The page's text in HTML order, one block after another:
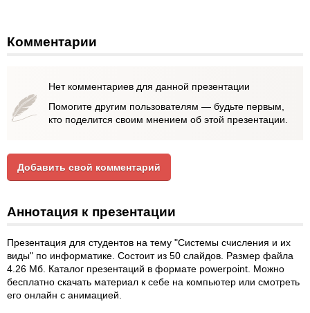
Комментарии
Нет комментариев для данной презентации
Помогите другим пользователям — будьте первым,
кто поделится своим мнением об этой презентации.
Добавить свой комментарий
Аннотация к презентации
Презентация для студентов на тему "Системы счисления и их
виды" по информатике. Состоит из 50 слайдов. Размер файла
4.26 Мб. Каталог презентаций в формате powerpoint. Можно
бесплатно скачать материал к себе на компьютер или смотреть
его онлайн с анимацией.